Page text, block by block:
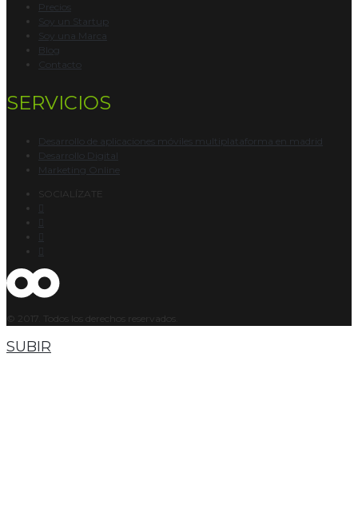
Precios
Soy un Startup
Soy una Marca
Blog
Contacto
SERVICIOS
Desarrollo de aplicaciones móviles multiplataforma en madrid
Desarrollo Digital
Marketing Online
SOCIALÍZATE
© 2017. Todos los derechos reservados.
SUBIR